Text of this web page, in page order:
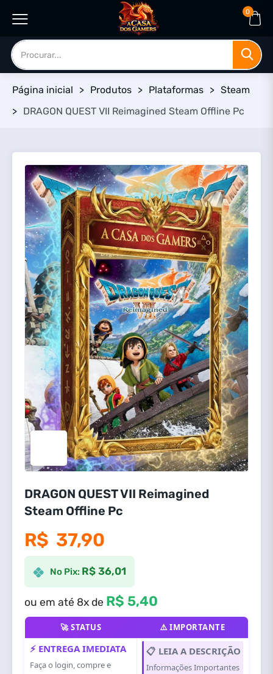
0
Página inicial > Produtos > Plataformas > Steam
> DRAGON QUEST VII Reimagined Steam Offline Pc
DRAGON QUEST VII Reimagined
Steam Offline Pc
R$ 37,90
No Pix: R$ 36,01
ou em até 8x de R$ 5,40
🚀 STATUS ⚠️ IMPORTANTE
⚡ ENTREGA IMEDIATA
Faça o login, compre e
📋 LEIA A DESCRIÇÃO
Informações Importantes